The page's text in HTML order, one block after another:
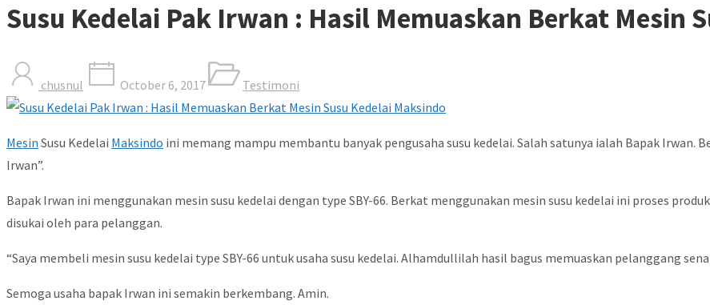
Susu Kedelai Pak Irwan : Hasil Memuaskan Berkat Mesin
chusnul October 6, 2017 Testimoni
Mesin Susu Kedelai Maksindo ini memang mampu membantu banyak pengusaha susu kedelai. Salah satunya ialah Bapak Irwan.
Irwan”.
Bapak Irwan ini menggunakan mesin susu kedelai dengan type SBY-66. Berkat menggunakan mesin susu kedelai ini proses
disukai oleh para pelanggan.
“Saya membeli mesin susu kedelai type SBY-66 untuk usaha susu kedelai. Alhamdullilah hasil bagus memuaskan pelanggang
Semoga usaha bapak Irwan ini semakin berkembang. Amin.